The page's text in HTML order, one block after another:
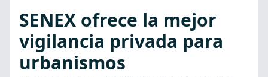
SENEX ofrece la mejor
vigilancia privada para
urbanismos